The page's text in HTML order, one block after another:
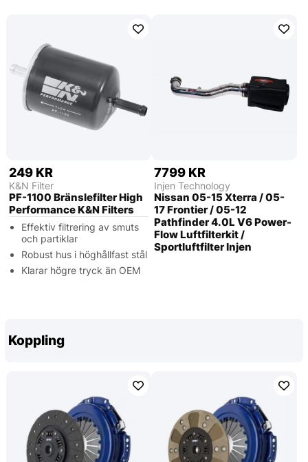
249 KR
K&N Filter
PF-1100 Bränslefilter High
Performance K&N Filters
Effektiv filtrering av smuts
och partiklar
Robust hus i höghållfast stål
Klarar högre tryck än OEM
7799 KR
Injen Technology
Nissan 05-15 Xterra / 05-
17 Frontier / 05-12
Pathfinder 4.0L V6 Power-
Flow Luftfilterkit /
Sportluftfilter Injen
Koppling